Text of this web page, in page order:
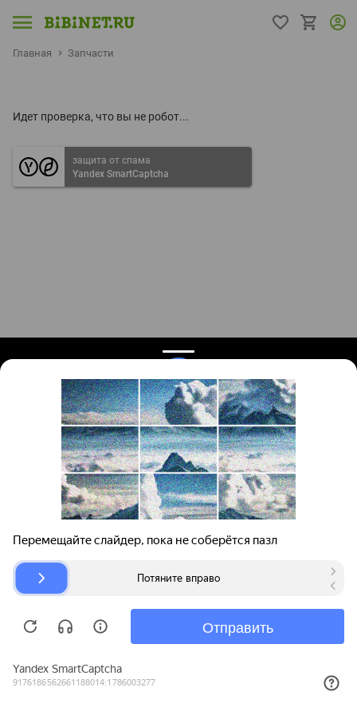
Главная Запчасти
Идет проверка, что вы не робот...
защита от спама
Yandex SmartCaptcha
Поиск запчастей
Для автокомпаний
Авторазборки
О проекте
Помощь
Карта сайта
© bibinet.ru - система поиска запчастей,
Copyright 2010-2026 Все права защищены